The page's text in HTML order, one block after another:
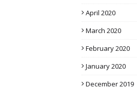
April 2020
March 2020
February 2020
January 2020
December 2019